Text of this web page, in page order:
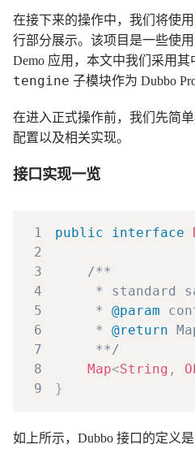
在接下来的操作中，我们将使用
行部分展示。该项目是一些使用
Demo 应用，本文中我们采用其
tengine 子模块作为 Dubbo
在进入正式操作前，我们先简单
配置以及相关实现。
接口实现一览
1 public interface
2
3
4
5
     *
@param
6
     *
@return
7
     **/
8
Map<String ,
9
}
如上所示，Dubbo 接口的定义